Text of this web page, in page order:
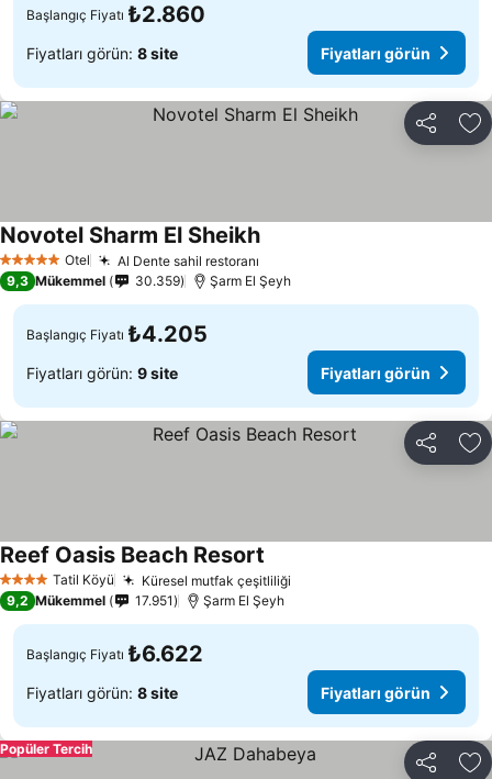
Başlangıç Fiyatı ₺2.860
Fiyatları görün: 8 site Fiyatları görün
Paylaş
5 Yıldız Otel Al Dente sahil restoranı
Novotel Sharm El Sheikh
9,3 Mükemmel 30.359 Şarm El Şeyh
Başlangıç Fiyatı ₺4.205
Fiyatları görün: 9 site Fiyatları görün
Paylaş
4 Yıldız Tatil Köyü Küresel mutfak çeşitliliği
Reef Oasis Beach Resort
9,2 Mükemmel 17.951 Şarm El Şeyh
Başlangıç Fiyatı ₺6.622
Fiyatları görün: 8 site Fiyatları görün
Paylaş
Popüler Tercih